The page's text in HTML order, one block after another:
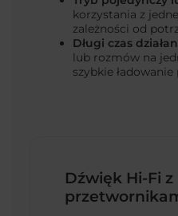
korzystania z
zależności od
Długi czas
lub rozmów na
szybkie ładowanie
Dźwięk Hi-Fi z